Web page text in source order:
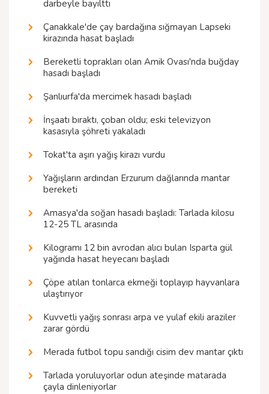
darbeyle bayılttı
Çanakkale'de çay bardağına sığmayan Lapseki
kirazında hasat başladı
Bereketli toprakları olan Amik Ovası'nda buğday
hasadı başladı
Şanlıurfa'da mercimek hasadı başladı
İnşaatı bıraktı, çoban oldu; eski televizyon
kasasıyla şöhreti yakaladı
Tokat'ta aşırı yağış kirazı vurdu
Yağışların ardından Erzurum dağlarında mantar
bereketi
Amasya'da soğan hasadı başladı: Tarlada kilosu
12-25 TL arasında
Kilogramı 12 bin avrodan alıcı bulan Isparta gül
yağında hasat heyecanı başladı
Çöpe atılan tonlarca ekmeği toplayıp hayvanlara
ulaştırıyor
Kuvvetli yağış sonrası arpa ve yulaf ekili araziler
zarar gördü
Merada futbol topu sandığı cisim dev mantar çıktı
Tarlada yoruluyorlar odun ateşinde matarada
çayla dinleniyorlar